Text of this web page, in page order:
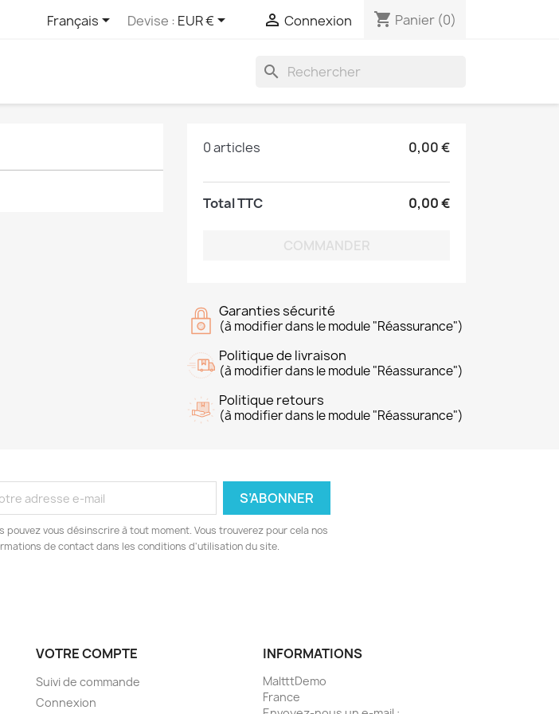
Français Devise : EUR €  Connexion shopping_cart Panier (0)
search
0 articles 0,00 €
Total TTC 0,00 €
COMMANDER
Garanties sécurité
(à modifier dans le module "Réassurance")
Politique de livraison
(à modifier dans le module "Réassurance")
Politique retours
(à modifier dans le module "Réassurance")
pouvez vous désinscrire à tout moment. Vous trouverez pour cela nos
de contact dans les conditions d'utilisation du site.
VOTRE COMPTE
Suivi de commande
Connexion
INFORMATIONS
MaltttDemo
France